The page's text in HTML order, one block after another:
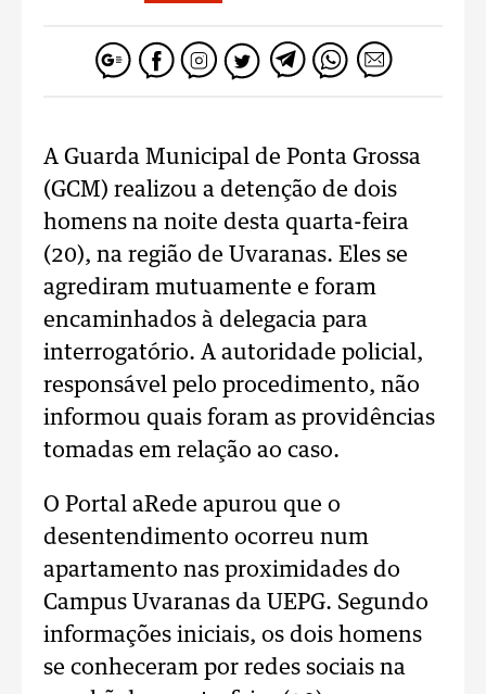
A Guarda Municipal de Ponta Grossa
(GCM) realizou a detenção de dois
homens na noite desta quarta-feira
(20), na região de Uvaranas. Eles se
agrediram mutuamente e foram
encaminhados à delegacia para
interrogatório. A autoridade policial,
responsável pelo procedimento, não
informou quais foram as providências
tomadas em relação ao caso.
O Portal aRede apurou que o
desentendimento ocorreu num
apartamento nas proximidades do
Campus Uvaranas da UEPG. Segundo
informações iniciais, os dois homens
se conheceram por redes sociais na